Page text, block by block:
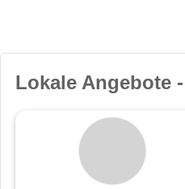
Lokale Angebote